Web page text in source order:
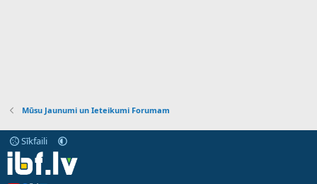
Mūsu Jaunumi un Ieteikumi Forumam
Sīkfaili